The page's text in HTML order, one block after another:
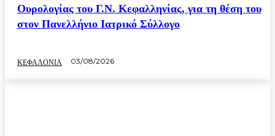
Ουρολογίας του Γ.Ν. Κεφαλληνίας, για τη θέση του
στον Πανελλήνιο Ιατρικό Σύλλογο
ΚΕΦΑΛΟΝΙΑ 03/08/2026